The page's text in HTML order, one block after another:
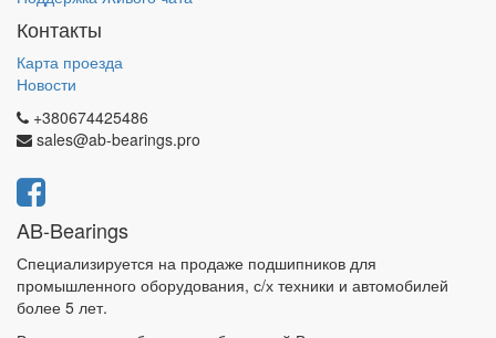
Контакты
Карта проезда
Новости
+380674425486
sales@ab-bearings.pro
AB-Bearings
Специализируется на продаже подшипников для
промышленного оборудования, с/х техники и автомобилей
более 5 лет.